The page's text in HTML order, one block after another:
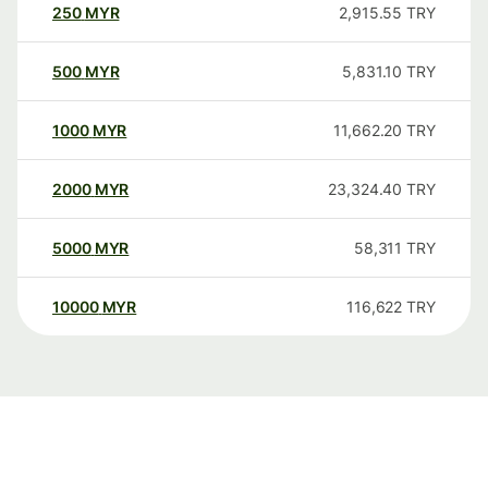
250 MYR 2,915.55 TRY
500 MYR 5,831.10 TRY
1000 MYR 11,662.20 TRY
2000 MYR 23,324.40 TRY
5000 MYR 58,311 TRY
10000 MYR 116,622 TRY